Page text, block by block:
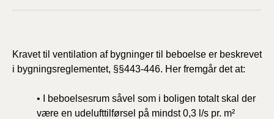
Kravet til ventilation af bygninger til beboelse er beskrevet
i bygningsreglementet, §§443-446. Her fremgår det at:
• I beboelsesrum såvel som i boligen totalt skal der
være en udelufttilførsel på mindst 0,3 l/s pr. m²